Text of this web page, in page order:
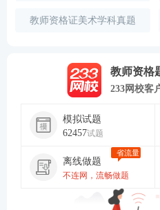
教师资格证美术学科真题
教师资格
233网校客
模拟试题
62457试题
离线做题
不连网，流畅做题
省流量